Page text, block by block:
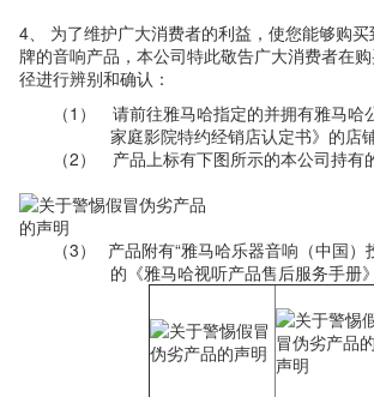
4、 为了维护广大消费者的利益，使您能够购
牌的音响产品，本公司特此敬告广大消费者在
径进行辨别和确认：
（1）
请前往雅马哈指定的并拥有雅马哈
家庭影院特约经销店认定书》的店
（2）
产品上标有下图所示的本公司持有
（3）
产品附有“雅马哈乐器音响（中国）
的《雅马哈视听产品售后服务手册